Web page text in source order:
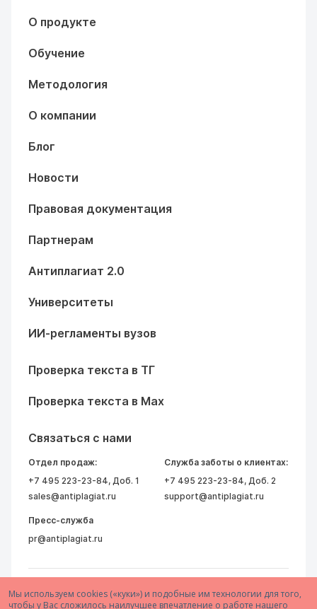
Мы используем cookies («куки») и подобные им технологии для того,
чтобы у Вас сложилось наилучшее впечатление о работе нашего
О продукте
Обучение
Методология
О компании
Блог
Новости
Правовая документация
Партнерам
Антиплагиат 2.0
Университеты
ИИ-регламенты вузов
Проверка текста в ТГ
Проверка текста в Max
Связаться с нами
Отдел продаж:
+7 495 223-23-84, Доб. 1
sales@antiplagiat.ru
Служба заботы о клиентах:
+7 495 223-23-84, Доб. 2
support@antiplagiat.ru
Пресс-служба
pr@antiplagiat.ru